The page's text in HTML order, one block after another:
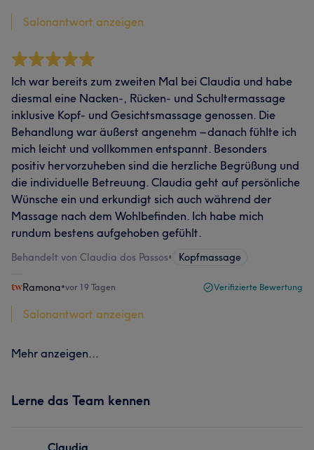
Salonantwort anzeigen
Ich war bereits zum zweiten Mal bei Claudia und habe
diesmal eine Nacken-, Rücken- und Schultermassage
inklusive Kopf- und Gesichtsmassage genossen. Die
Behandlung war äußerst angenehm – danach fühlte ich
mich leicht und vollkommen entspannt. Besonders
positiv hervorzuheben sind die herzliche Begrüßung und
die individuelle Betreuung. Claudia geht auf persönliche
Wünsche ein und erkundigt sich auch während der
Massage nach dem Wohlbefinden. Ich habe mich
rundum bestens aufgehoben gefühlt.
Behandelt von Claudia dos Passos• Kopfmassage
Ramona•vor 19 Tagen Verifizierte Bewertung
Salonantwort anzeigen
Mehr anzeigen...
Lerne das Team kennen
Claudia